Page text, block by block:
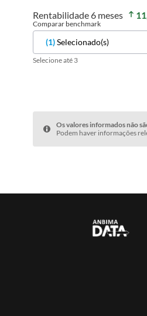
Rentabilidade 6 meses
Comparar benchmark
(1)Selecionado(s)
Selecione até 3
Os valores informados não
Podem haver informações